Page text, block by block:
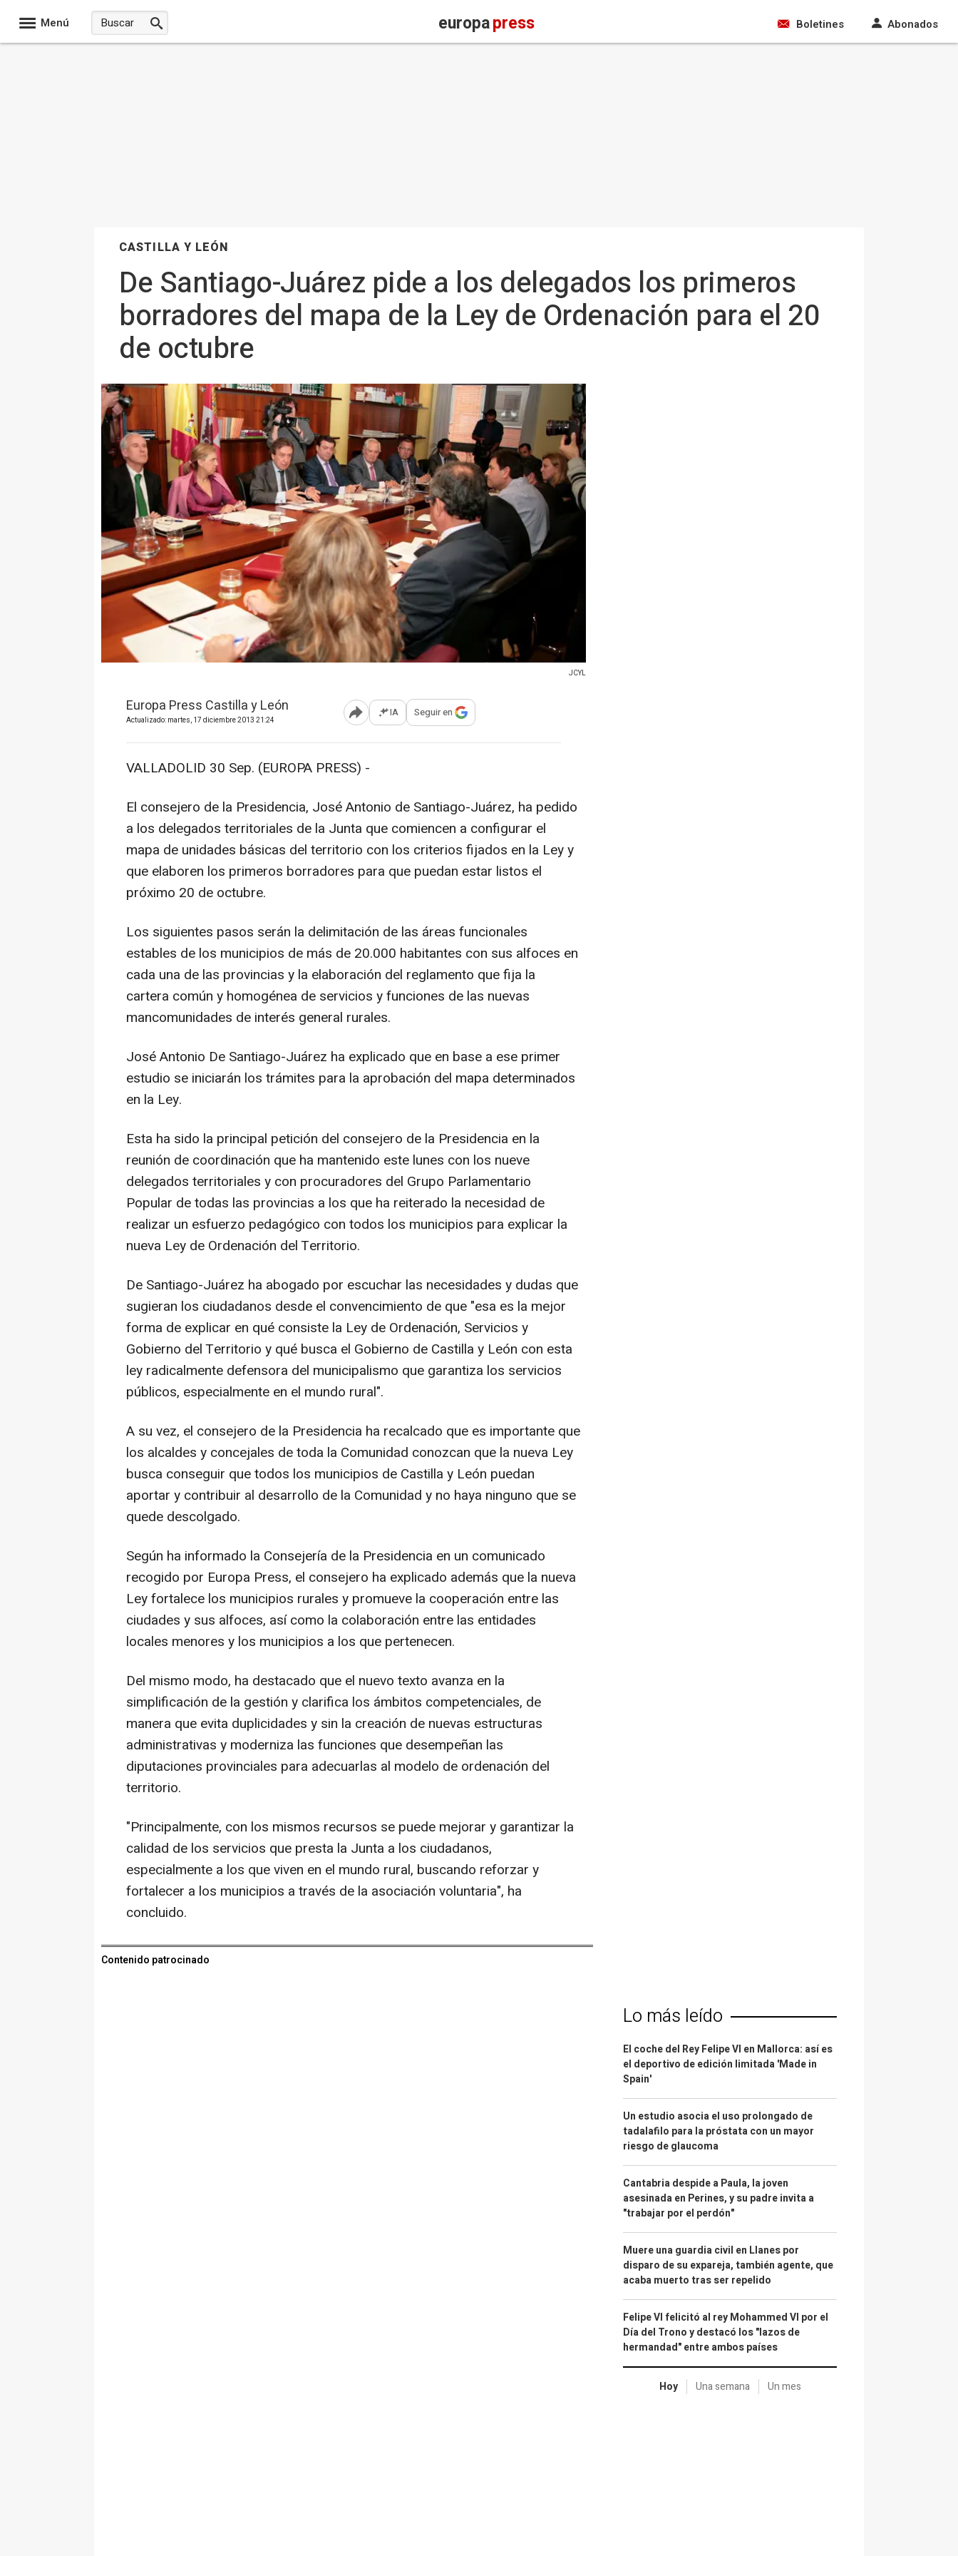
Menú europapress Boletines Abonados
CASTILLA Y LEÓN
De Santiago-Juárez pide a los delegados los primeros
borradores del mapa de la Ley de Ordenación para el 20
de octubre
JCYL
Europa Press Castilla y León
Actualizado: martes, 17 diciembre 2013 21:24 Abrir opciones para compartir
IA Seguir en
VALLADOLID 30 Sep. (EUROPA PRESS) -
El consejero de la Presidencia, José Antonio de Santiago-Juárez, ha pedido
a los delegados territoriales de la Junta que comiencen a configurar el
mapa de unidades básicas del territorio con los criterios fijados en la Ley y
que elaboren los primeros borradores para que puedan estar listos el
próximo 20 de octubre.
Los siguientes pasos serán la delimitación de las áreas funcionales
estables de los municipios de más de 20.000 habitantes con sus alfoces en
cada una de las provincias y la elaboración del reglamento que fija la
cartera común y homogénea de servicios y funciones de las nuevas
mancomunidades de interés general rurales.
José Antonio De Santiago-Juárez ha explicado que en base a ese primer
estudio se iniciarán los trámites para la aprobación del mapa determinados
en la Ley.
Esta ha sido la principal petición del consejero de la Presidencia en la
reunión de coordinación que ha mantenido este lunes con los nueve
delegados territoriales y con procuradores del Grupo Parlamentario
Popular de todas las provincias a los que ha reiterado la necesidad de
realizar un esfuerzo pedagógico con todos los municipios para explicar la
nueva Ley de Ordenación del Territorio.
De Santiago-Juárez ha abogado por escuchar las necesidades y dudas que
sugieran los ciudadanos desde el convencimiento de que "esa es la mejor
forma de explicar en qué consiste la Ley de Ordenación, Servicios y
Gobierno del Territorio y qué busca el Gobierno de Castilla y León con esta
ley radicalmente defensora del municipalismo que garantiza los servicios
públicos, especialmente en el mundo rural".
A su vez, el consejero de la Presidencia ha recalcado que es importante que
los alcaldes y concejales de toda la Comunidad conozcan que la nueva Ley
busca conseguir que todos los municipios de Castilla y León puedan
aportar y contribuir al desarrollo de la Comunidad y no haya ninguno que se
quede descolgado.
Según ha informado la Consejería de la Presidencia en un comunicado
recogido por Europa Press, el consejero ha explicado además que la nueva
Ley fortalece los municipios rurales y promueve la cooperación entre las
ciudades y sus alfoces, así como la colaboración entre las entidades
locales menores y los municipios a los que pertenecen.
Del mismo modo, ha destacado que el nuevo texto avanza en la
simplificación de la gestión y clarifica los ámbitos competenciales, de
manera que evita duplicidades y sin la creación de nuevas estructuras
administrativas y moderniza las funciones que desempeñan las
diputaciones provinciales para adecuarlas al modelo de ordenación del
territorio.
"Principalmente, con los mismos recursos se puede mejorar y garantizar la
calidad de los servicios que presta la Junta a los ciudadanos,
especialmente a los que viven en el mundo rural, buscando reforzar y
fortalecer a los municipios a través de la asociación voluntaria", ha
concluido.
Contenido patrocinado
Lo más leído
El coche del Rey Felipe VI en Mallorca: así es
el deportivo de edición limitada 'Made in
Spain'
Un estudio asocia el uso prolongado de
tadalafilo para la próstata con un mayor
riesgo de glaucoma
Cantabria despide a Paula, la joven
asesinada en Perines, y su padre invita a
"trabajar por el perdón"
Muere una guardia civil en Llanes por
disparo de su expareja, también agente, que
acaba muerto tras ser repelido
Felipe VI felicitó al rey Mohammed VI por el
Día del Trono y destacó los "lazos de
hermandad" entre ambos países
Hoy Una semana Un mes